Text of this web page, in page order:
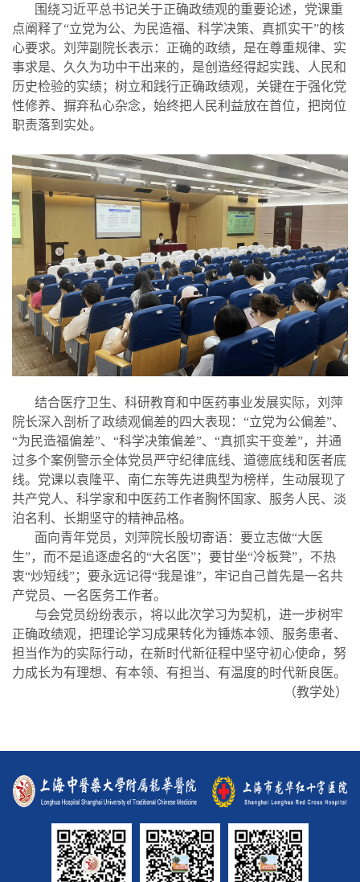
围绕习近平总书记关于正确政绩观的重要论述，党课重
点阐释了“立党为公、为民造福、科学决策、真抓实干”的核
心要求。刘萍副院长表示：正确的政绩，是在尊重规律、实
事求是、久久为功中干出来的， 是创造经得起实践、人民和
历史检验的实绩； 树立和践行正确政绩观，关键在于强化党
性修养、摒弃私心杂念，始终把人民利益放在首位，把岗位
职责落到实处。
结合医疗卫生、科研教育和中医药事业发展实际，刘萍
院长深入剖析了政绩观偏差的四大表现： “立党为公偏差”、
“为民造福偏差”、“科学决策偏差”、“真抓实干变差”，并通
过多个案例 警示全体党员严守纪律底线、道德底线和医者底
线。党课以袁隆平、 南仁东等先进典型为榜样，生动展现了
共产党人、科学家和中医药工作者胸怀国家、服务人民、淡
泊名利、长期坚守的精神品格。
面向青年党员，刘萍院长殷切寄语：要立志做“大医
生”，而不是追逐虚名的“大名医”；要甘坐“冷板凳”，不热
衷“炒短线”；要永远记得“我是谁”，牢记自己首先是一名共
产党员、一名医务工作者。
与会党员纷纷表示，将以此次学习为契机，进一步树牢
正确政绩观，把理论学习成果转化为锤炼本领、服务患者、
担当作为的实际行动，在新时代新征程中坚守初心使命，努
力成长为有理想、有本领、有担当、有温度的时代新良医。
（教学处）